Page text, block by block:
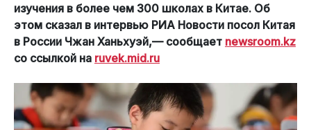
изучения в более чем 300 школах в Китае. Об
этом сказал в интервью РИА Новости посол Китая
в России Чжан Ханьхуэй,— сообщает newsroom.kz
со ссылкой на ruvek.mid.ru